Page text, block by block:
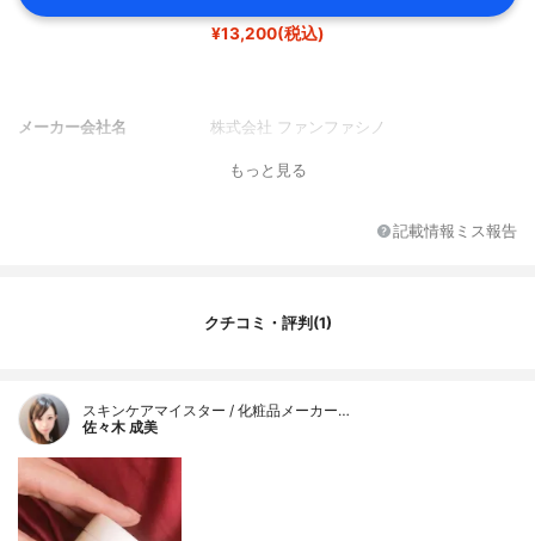
¥13,200(税込)
メーカー会社名 株式会社 ファンファシノ
もっと見る
記載情報ミス報告
クチコミ・評判(1)
スキンケアマイスター / 化粧品メーカー…
佐々木 成美